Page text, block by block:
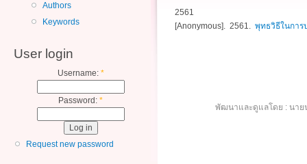
Authors
Keywords
User login
Username: *
Password: *
Request new password
2561
[Anonymous]. 2561. พุทธวิธีในการ
พัฒนาและดูแลโดย : นาย